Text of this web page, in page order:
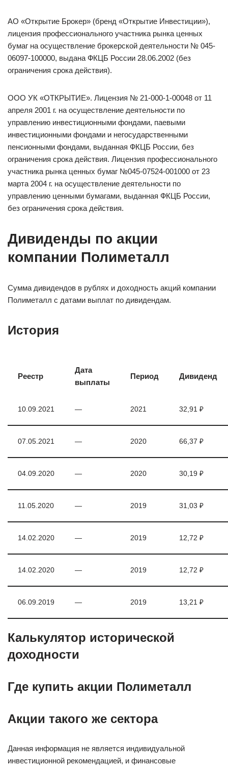
АО «Открытие Брокер» (бренд «Открытие Инвестиции»),
лицензия профессионального участника рынка ценных
бумаг на осуществление брокерской деятельности № 045-
06097-100000, выдана ФКЦБ России 28.06.2002 (без
ограничения срока действия).
ООО УК «ОТКРЫТИЕ». Лицензия № 21-000-1-00048 от 11
апреля 2001 г. на осуществление деятельности по
управлению инвестиционными фондами, паевыми
инвестиционными фондами и негосударственными
пенсионными фондами, выданная ФКЦБ России, без
ограничения срока действия. Лицензия профессионального
участника рынка ценных бумаг №045-07524-001000 от 23
марта 2004 г. на осуществление деятельности по
управлению ценными бумагами, выданная ФКЦБ России,
без ограничения срока действия.
Дивиденды по акции
компании Полиметалл
Сумма дивидендов в рублях и доходность акций компании
Полиметалл с датами выплат по дивидендам.
История
Реестр
Дата
выплаты
Период Дивиденд
10.09.2021 — 2021 32,91 ₽
07.05.2021 — 2020 66,37 ₽
04.09.2020 — 2020 30,19 ₽
11.05.2020 — 2019 31,03 ₽
14.02.2020 — 2019 12,72 ₽
14.02.2020 — 2019 12,72 ₽
06.09.2019 — 2019 13,21 ₽
Калькулятор исторической
доходности
Где купить акции Полиметалл
Акции такого же сектора
Данная информация не является индивидуальной
инвестиционной рекомендацией, и финансовые